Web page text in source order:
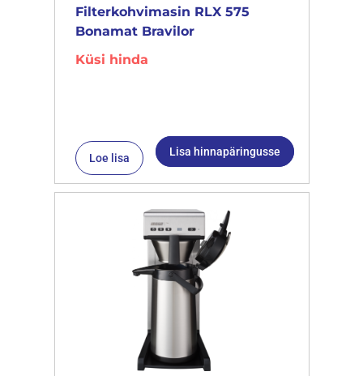
Filterkohvimasin RLX 575
Bonamat Bravilor
Küsi hinda
Loe lisa Lisa hinnapäringusse